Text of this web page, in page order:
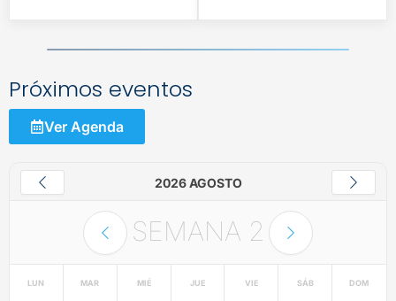
Próximos eventos
Ver Agenda
2026 AGOSTO
SEMANA 2
LUN MAR MIÉ JUE VIE SÁB DOM